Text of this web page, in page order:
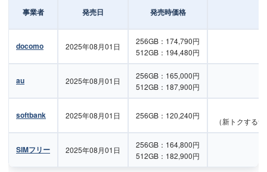
事業者 発売日 発売時価格
docomo 2025年08月01日
256GB：174,790円
512GB：194,480円
au 2025年08月01日
256GB：165,000円
512GB：187,900円
softbank 2025年08月01日 256GB：120,240円
（新トクする
SIMフリー 2025年08月01日
256GB：164,800円
512GB：182,900円